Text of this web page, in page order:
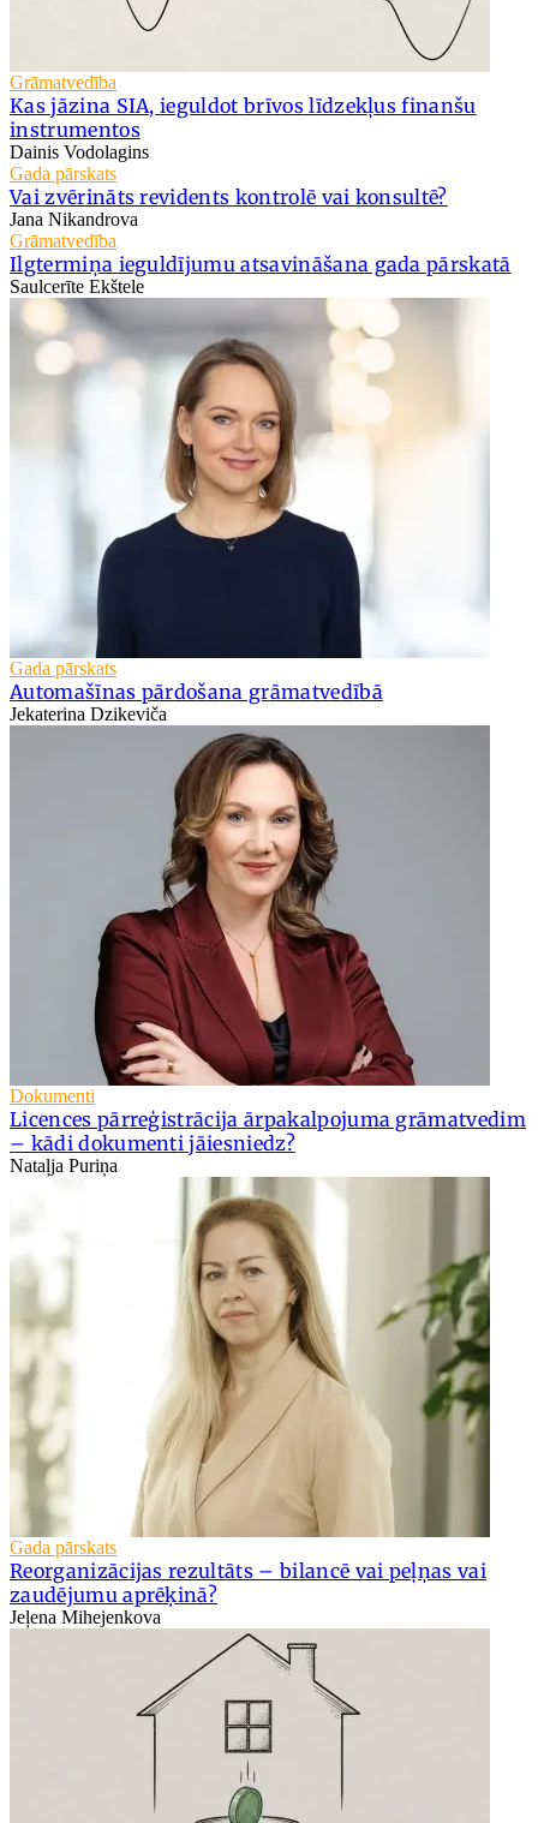
Grāmatvedība
Kas jāzina SIA, ieguldot brīvos līdzekļus finanšu
instrumentos
Dainis Vodolagins
Gada pārskats
Vai zvērināts revidents kontrolē vai konsultē?
Jana Nikandrova
Grāmatvedība
Ilgtermiņa ieguldījumu atsavināšana gada pārskatā
Saulcerīte Ekštele
Gada pārskats
Automašīnas pārdošana grāmatvedībā
Jekaterina Dzikeviča
Dokumenti
Licences pārreģistrācija ārpakalpojuma grāmatvedim
– kādi dokumenti jāiesniedz?
Nataļja Puriņa
Gada pārskats
Reorganizācijas rezultāts – bilancē vai peļņas vai
zaudējumu aprēķinā?
Jeļena Mihejenkova